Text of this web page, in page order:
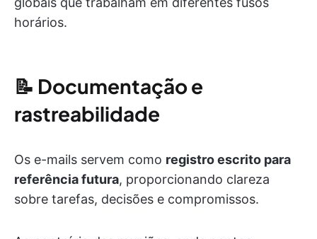
horários.
📝 Documentação e
rastreabilidade
Os e-mails servem como registro escrito para
referência futura, proporcionando clareza
sobre tarefas, decisões e compromissos.